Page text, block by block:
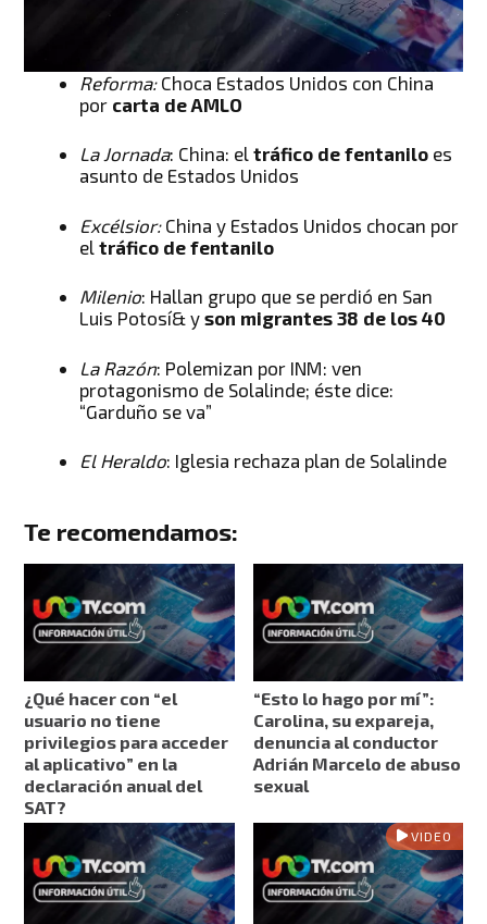
Reforma:Choca Estados Unidos con China
por carta de AMLO
La Jornada: China: eltráfico de fentanilo es
asunto de Estados Unidos
Excélsior:China y Estados Unidos chocan por
eltráfico de fentanilo
Milenio: Hallan grupo que se perdió en San
Luis Potosí& yson migrantes 38 de los 40
La Razón: Polemizan por INM: ven
protagonismo de Solalinde; éste dice:
“Garduño se va”
El Heraldo: Iglesia rechaza plan de Solalinde
Te recomendamos:
¿Qué hacer con “el
usuario no tiene
privilegios para acceder
al aplicativo” en la
declaración anual del
SAT?
“Esto lo hago por mí”:
Carolina, su expareja,
denuncia al conductor
Adrián Marcelo de abuso
sexual
VIDEO